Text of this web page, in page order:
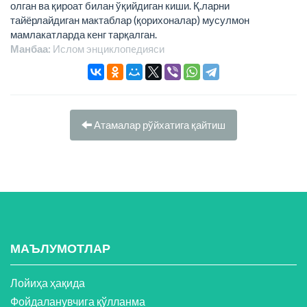
олган ва қироат билан ўқийдиган киши. Қ.ларни
тайёрлайдиган мактаблар (қорихоналар) мусулмон
мамлакатларда кенг тарқалган.
Манбаа: Ислом энциклопeдияси
Атамалар рўйхатига қайтиш
МАЪЛУМОТЛАР
Лойиҳа ҳақида
Фойдаланувчига қўлланма